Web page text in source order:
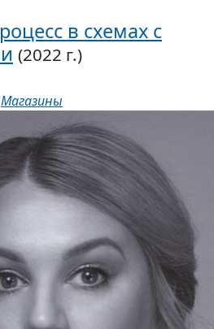
в схемах с
(2022 г.)
Магазины